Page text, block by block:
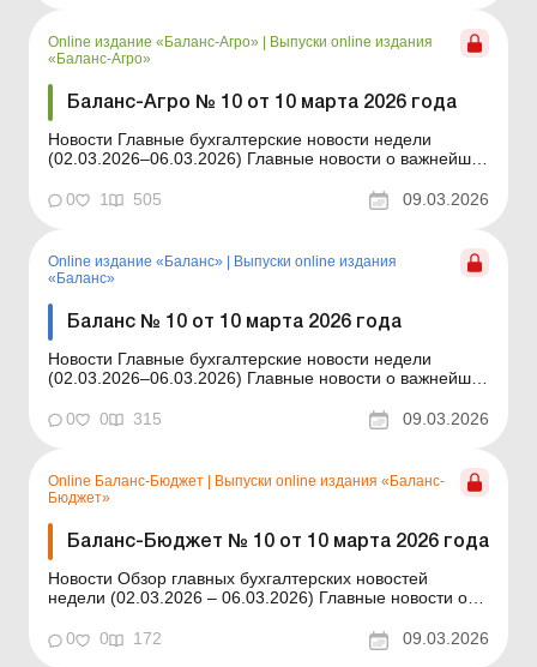
инвалидностью. Д...
Online издание «Баланс-Агро» | Выпуски online издания
«Баланс-Агро»
Баланс-Агро № 10 от 10 марта 2026 года
Новости Главные бухгалтерские новости недели
(02.03.2026–06.03.2026) Главные новости о важнейших
ежедневно Содержание номера Правовая помощь
Читать Можно ли будет оформлять акты выполненных
0 1 505 09.03.2026
Online издание «Баланс»
Выпуски online издания
«Баланс»
Баланс № 10 от 10 марта 2026 года
Новости Главные бухгалтерские новости недели
(02.03.2026–06.03.2026) Главные новости о важнейших
ежедневно Содержание номера Юридические
0 0 315 09.03.2026
Online Баланс-Бюджет
Выпуски online издания «Баланс-
Бюджет»
Баланс-Бюджет № 10 от 10 марта 2026 года
Новости Обзор главных бухгалтерских новостей
недели (02.03.2026 – 06.03.2026) Главные новости о
обновляется ежедневно Содержание номера Кадры и
0 0 172 09.03.2026